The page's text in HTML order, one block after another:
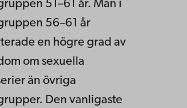
51–61 år. Män i
56–61 år
en högre grad av
om sexuella
än övriga
Den vanligaste